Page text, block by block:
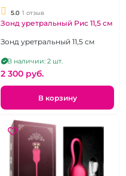
5.0 1 отзыв
Зонд уретральный Рис 11,5 см
Зонд уретральный 11,5 см
В наличии: 2 шт.
2 300 pуб.
В корзину